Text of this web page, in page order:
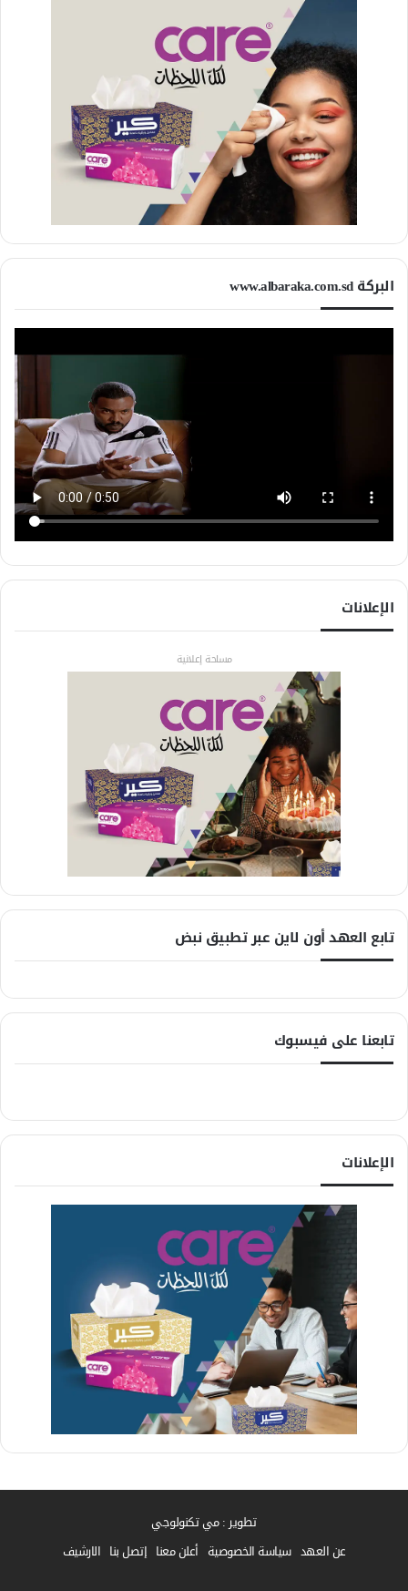
البركة www.albaraka.com.sd
الإعلانات
مساحة إعلانية
تابع العهد أون لاين عبر تطبيق نبض
تابعنا على فيسبوك
الإعلانات
تطوير : مي تكنولوجي
عن العهد سياسة الخصوصية أعلن معنا إتصل بنا الارشيف